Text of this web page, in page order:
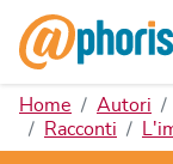
Home Autori
Racconti